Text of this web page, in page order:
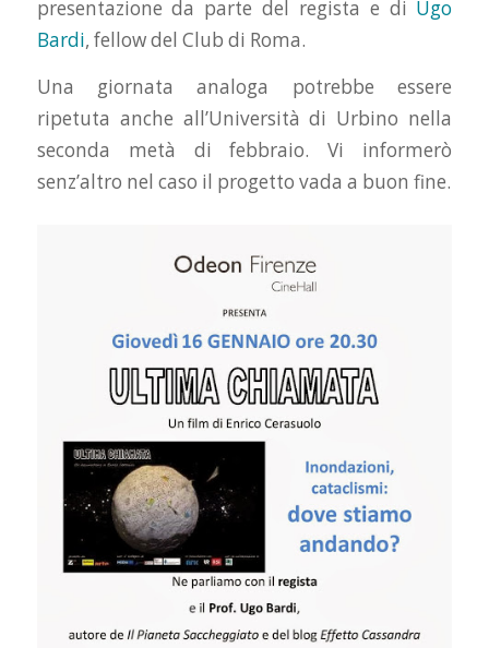
presentazione da parte del regista e di Ugo
Bardi, fellow del Club di Roma.
Una giornata analoga potrebbe essere
ripetuta anche all’Università di Urbino nella
seconda metà di febbraio. Vi informerò
senz’altro nel caso il progetto vada a buon fine.